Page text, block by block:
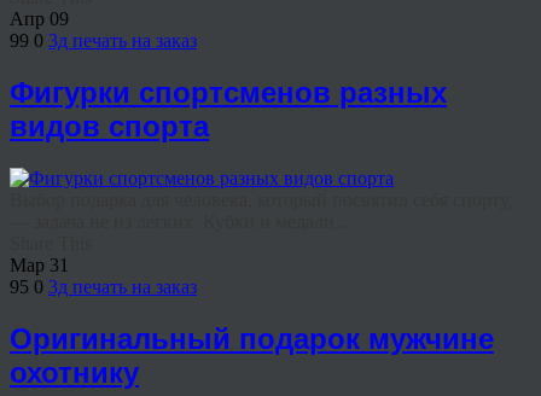
Апр 09
99 0 3д печать на заказ
Фигурки спортсменов разных
видов спорта
Мар 31
95 0 3д печать на заказ
Оригинальный подарок мужчине
охотнику